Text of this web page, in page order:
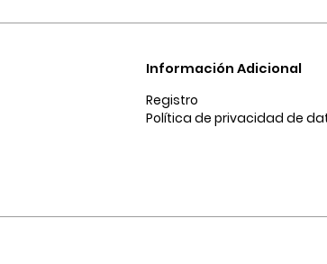
Información Adicional
Registro
Política de privacidad de